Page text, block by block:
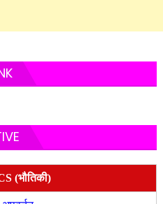
(भौतिकी)